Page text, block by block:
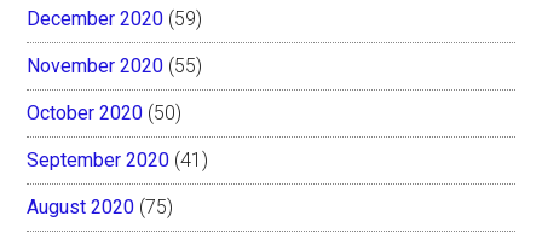
December 2020 (59)
November 2020 (55)
October 2020 (50)
September 2020 (41)
August 2020 (75)